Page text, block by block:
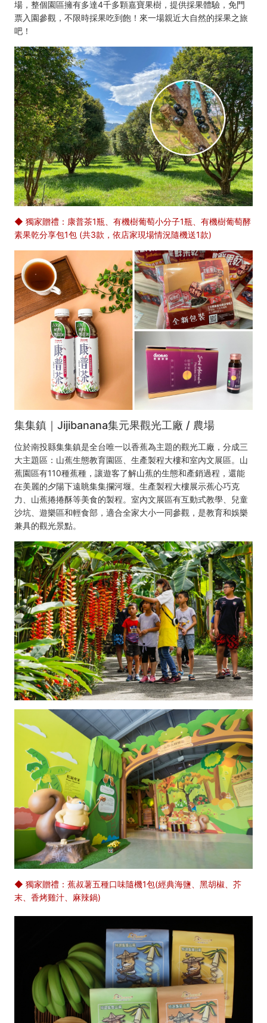
場，整個園區擁有多達4千多顆嘉寶果樹，提供採果體驗，免門
票入園參觀，不限時採果吃到飽！來一場親近大自然的採果之旅
吧！
◆ 獨家贈禮：康普茶1瓶、有機樹葡萄小分子1瓶、有機樹葡萄酵
素果乾分享包1包 (共3款，依店家現場情況隨機送1款)
集集鎮｜Jijibanana集元果觀光工廠 / 農場
位於南投縣集集鎮是全台唯一以香蕉為主題的觀光工廠，分成三
大主題區：山蕉生態教育園區、生產製程大樓和室內文展區。山
蕉園區有110種蕉種，讓遊客了解山蕉的生態和產銷過程，還能
在美麗的夕陽下遠眺集集攔河堰。生產製程大樓展示蕉心巧克
力、山蕉捲捲酥等美食的製程。室內文展區有互動式教學、兒童
沙坑、遊樂區和輕食部，適合全家大小一同參觀，是教育和娛樂
兼具的觀光景點。
◆ 獨家贈禮：蕉叔薯五種口味隨機1包(經典海鹽、黑胡椒、芥
末、香烤雞汁、麻辣鍋)